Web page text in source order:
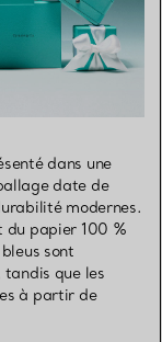
dans une
date de
modernes.
du papier 100 %
sont
que les
à partir de